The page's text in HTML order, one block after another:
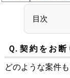
目次
Ｑ. 契約をお断
どのような案件